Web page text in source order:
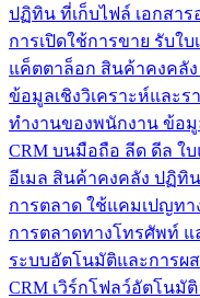
ปฏิทิน ที่เก็บไฟล์ เอกสา
การเปิดใช้การขาย รับใบ
แค็ตตาล็อก สินค้าคงคลัง
ข้อมูลเชิงวิเคราะห์และร
ทำงานของพนักงาน ข้อมู
CRM บนมือถือ ลีด ดีล ใ
อีเมล สินค้าคงคลัง ปฏิ
การตลาด ใช้แคมเปญทา
การตลาดทางโทรศัพท์ แ
ระบบอัตโนมัติและการผ
CRM เวิร์กโฟลว์อัตโนมั